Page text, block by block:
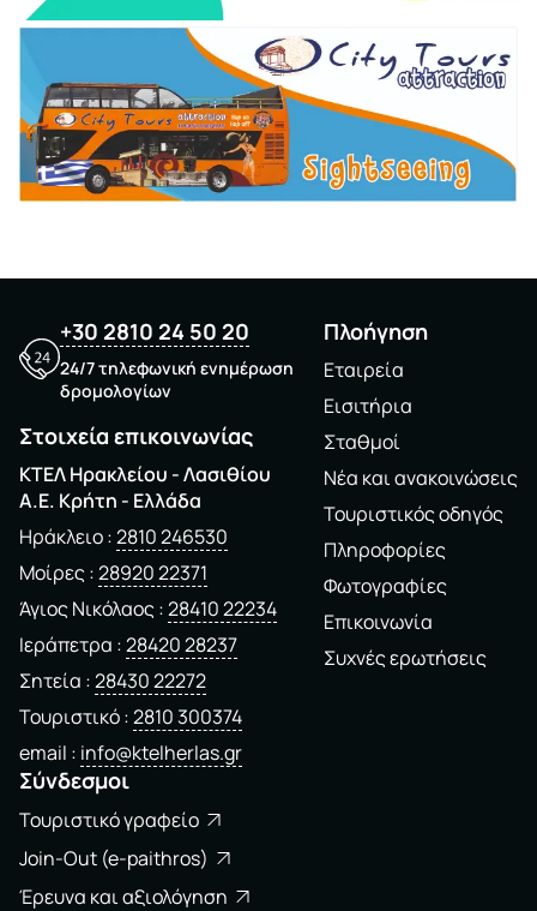
+30 2810 24 50 20
24/7 τηλεφωνική ενημέρωση
δρομολογίων
Στοιχεία επικοινωνίας
ΚΤΕΛ Ηρακλείου - Λασιθίου
A.E. Kρήτη - Ελλάδα
Ηράκλειο 2810 246530
Μοίρες 28920 22371
Άγιος Νικόλαος 28410 22234
Ιεράπετρα 28420 28237
Σητεία 28430 22272
Τουριστικό 2810 300374
email info@ktelherlas.gr
Πλοήγηση
Εταιρεία
Εισιτήρια
Σταθμοί
Νέα και ανακοινώσεις
Τουριστικός οδηγός
Πληροφορίες
Φωτογραφίες
Επικοινωνία
Συχνές ερωτήσεις
Σύνδεσμοι
Τουριστικό γραφείο
Join-Out (e-paithros)
Έρευνα και αξιολόγηση